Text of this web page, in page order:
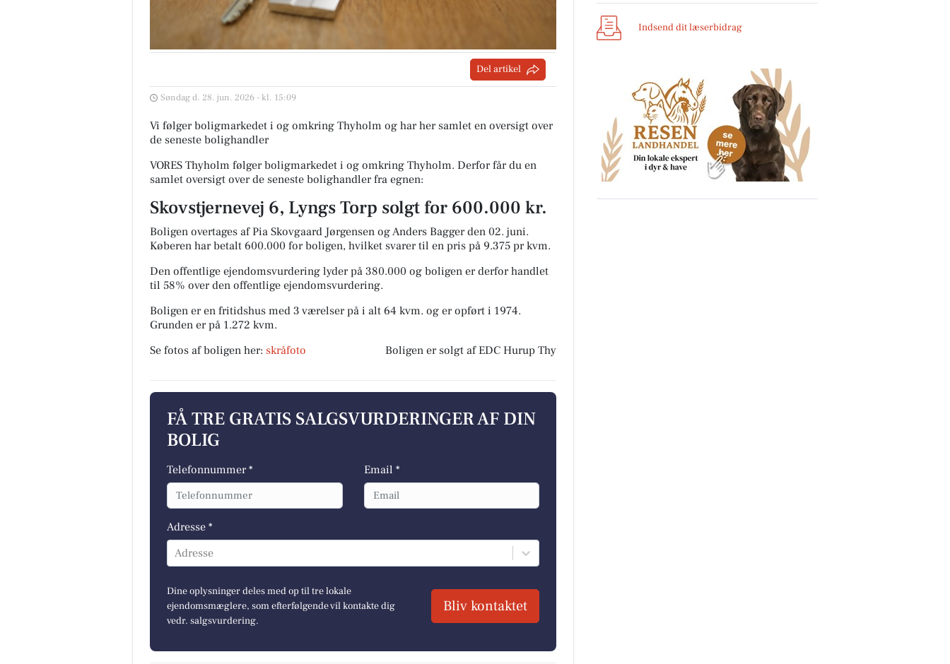
Del artikel
Søndag d. 28. jun. 2026 - kl. 15:09
Vi følger boligmarkedet i og omkring Thyholm og har her samlet en oversigt over
de seneste bolighandler
VORES Thyholm følger boligmarkedet i og omkring Thyholm. Derfor får du en
samlet oversigt over de seneste bolighandler fra egnen:
Skovstjernevej 6, Lyngs Torp solgt for 600.000 kr.
Boligen overtages af Pia Skovgaard Jørgensen og Anders Bagger den 02. juni.
Køberen har betalt 600.000 for boligen, hvilket svarer til en pris på 9.375 pr kvm.
Den offentlige ejendomsvurdering lyder på 380.000 og boligen er derfor handlet
til 58% over den offentlige ejendomsvurdering.
Boligen er en fritidshus med 3 værelser på i alt 64 kvm. og er opført i 1974.
Grunden er på 1.272 kvm.
Se fotos af boligen her: skråfoto Boligen er solgt af EDC Hurup Thy
FÅ TRE GRATIS SALGSVURDERINGER AF DIN
BOLIG
Telefonnummer * Email *
Adresse *
Adresse
Dine oplysninger deles med op til tre lokale
ejendomsmæglere, som efterfølgende vil kontakte dig
vedr. salgsvurdering.
Bliv kontaktet
Indsend dit læserbidrag